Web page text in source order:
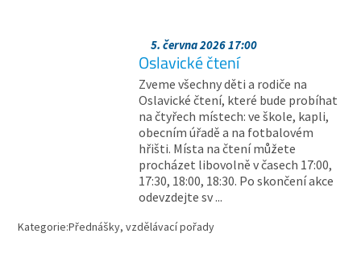
5. června 2026 17:00
Oslavické čtení
Zveme všechny děti a rodiče na
Oslavické čtení, které bude probíhat
na čtyřech místech: ve škole, kapli,
obecním úřadě a na fotbalovém
hřišti. Místa na čtení můžete
procházet libovolně v časech 17:00,
17:30, 18:00, 18:30. Po skončení akce
odevzdejte sv ...
Kategorie:Přednášky, vzdělávací pořady